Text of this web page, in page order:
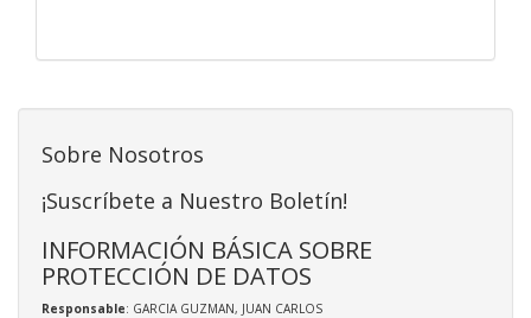
Sobre Nosotros
¡Suscríbete a Nuestro Boletín!
INFORMACIÓN BÁSICA SOBRE
PROTECCIÓN DE DATOS
Responsable: GARCIA GUZMAN, JUAN CARLOS